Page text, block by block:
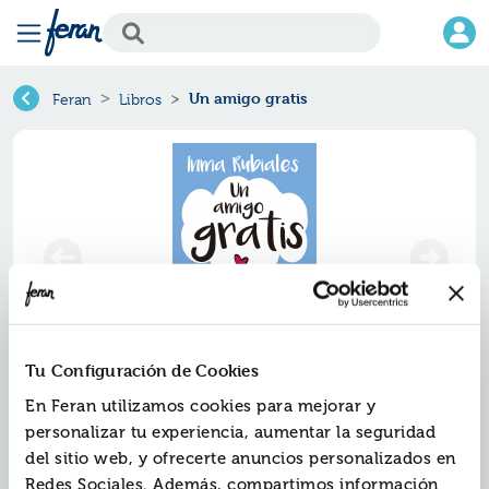
Tu Configuración de Cookies
En Feran utilizamos cookies para mejorar y
personalizar tu experiencia, aumentar la seguridad
del sitio web, y ofrecerte anuncios personalizados en
Redes Sociales. Además, compartimos información
Feran Libros Un amigo gratis
Un amigo gratis
Ref. ZOZ-7525156
ISBN: 9788417525156